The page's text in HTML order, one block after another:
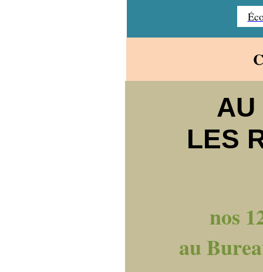
AU
LES
nos
au